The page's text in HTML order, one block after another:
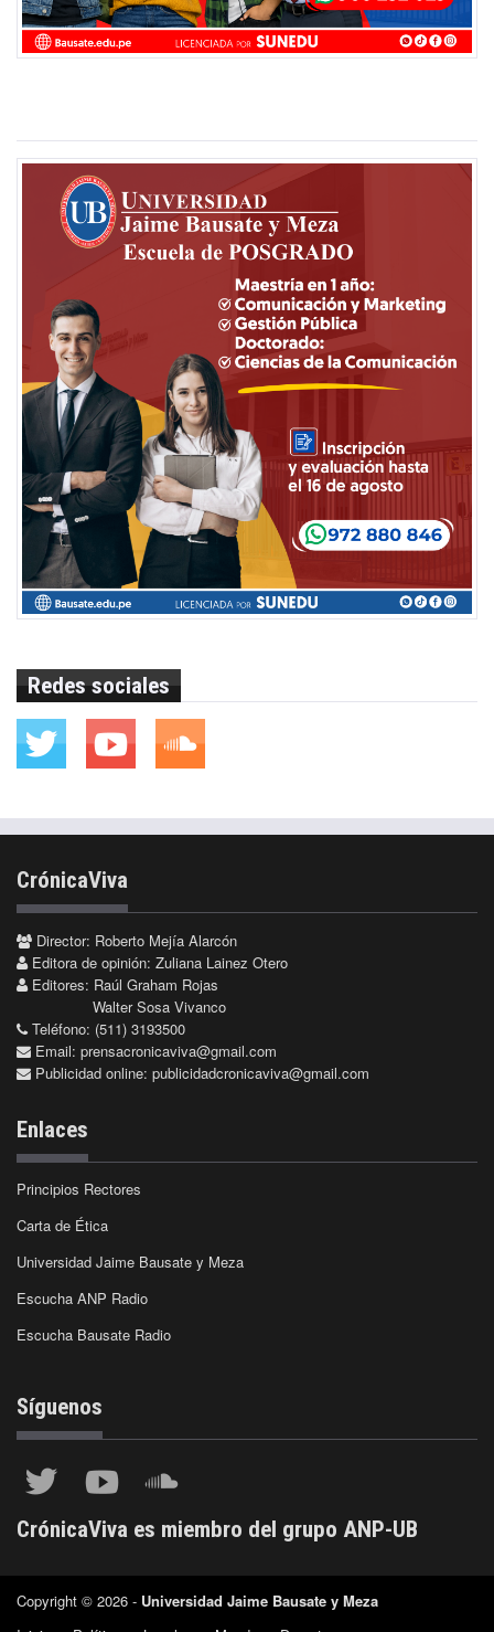
Redes sociales
CrónicaViva
Director: Roberto Mejía Alarcón
Editora de opinión: Zuliana Lainez Otero
Editores: Raúl Graham Rojas
Walter Sosa Vivanco
Teléfono: (511) 3193500
Email: prensacronicaviva@gmail.com
Publicidad online: publicidadcronicaviva@gmail.com
Enlaces
Principios Rectores
Carta de Ética
Universidad Jaime Bausate y Meza
Escucha ANP Radio
Escucha Bausate Radio
Síguenos
CrónicaViva es miembro del grupo ANP-UB
Copyright © 2026 - Universidad Jaime Bausate y Meza